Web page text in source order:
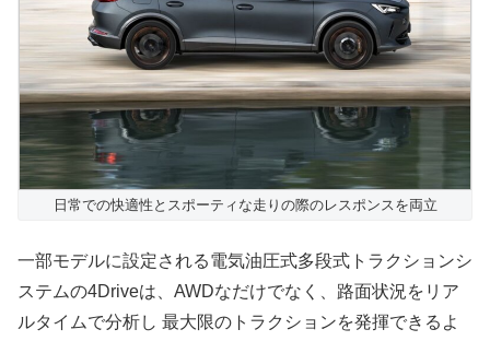
日常での快適性とスポーティな走りの際のレスポンスを両立
一部モデルに設定される電気油圧式多段式トラクションシ
ステムの4Driveは、AWDなだけでなく、路面状況をリア
ルタイムで分析し 最大限のトラクションを発揮できるよ